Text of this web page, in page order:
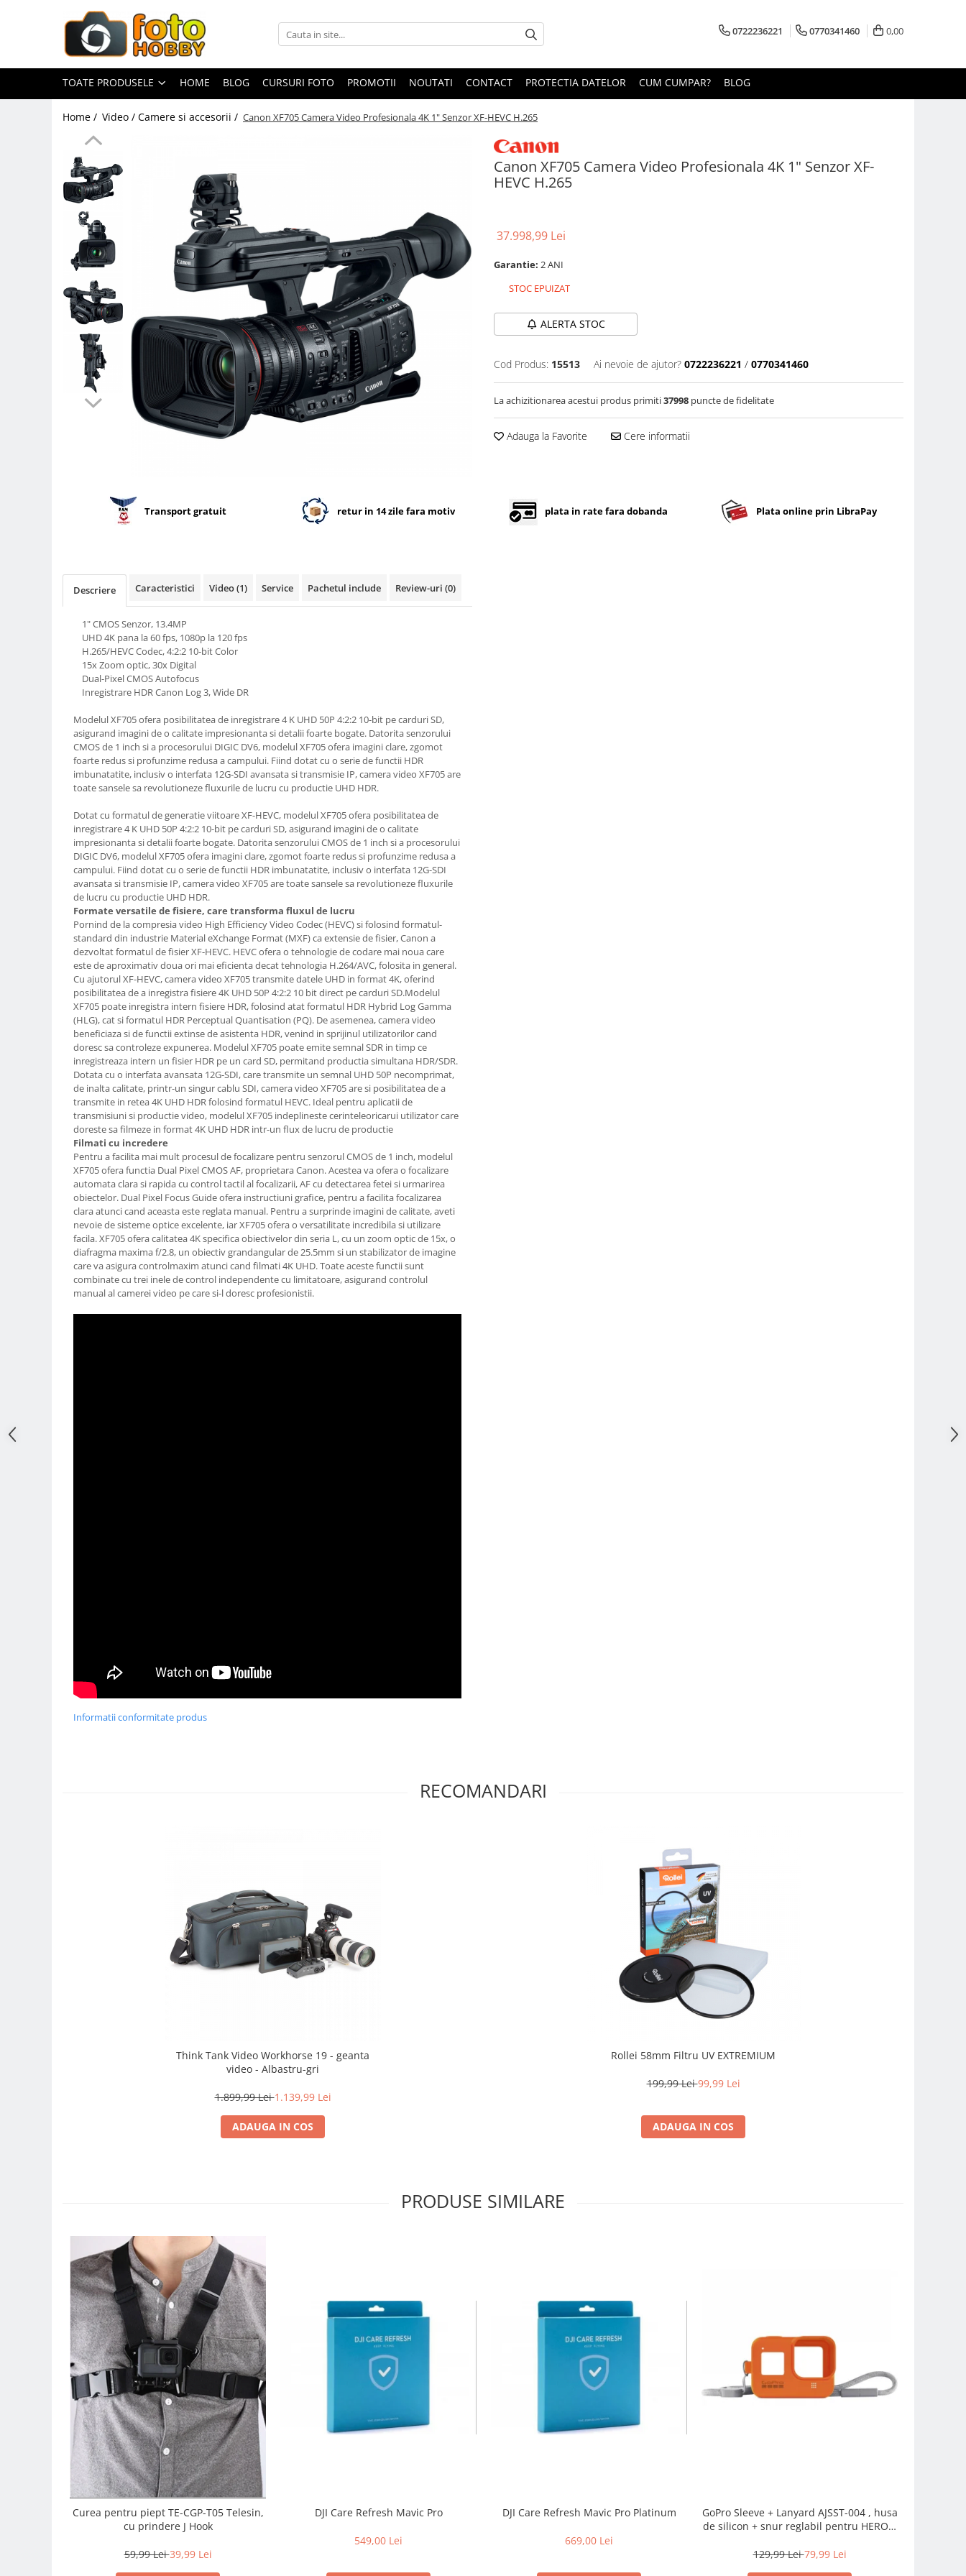
Toate Produsele
Aparate Foto
Aparate Foto Mirrorless
Aparate Foto DSLR
Aparate Foto Compacte
Aparate foto instant
Aparate foto pe film
Obiective foto si accesorii
Obiective Mirorless
Obiective DSLR
Huse si tocuri protectie obiective
Obiective Cinematice
Teleconvertoare
Adaptoare montura / baioneta
Capace obiectiv si camera
Curatare si intretinere
Blitz-uri TTL - Dedicate
Compatibil Sony
Blitz-uri circulare (Macro)
Adaptoare stativ port umbrela si
Comander TTL
Cabluri si Patine Sincron
Protectie patina apa, ploaie
Bounce-uri, Softbox-uri
Ring-Flash Adaptor
Bracket-uri si suporti
Huse protectie blitz extern
Huse protectie filtre gel
Accesorii Aparate Digitale
Carduri memorie, Cititoare
Carduri memorie
Cititoare carduri
Huse protectie card memorie
LCD protectie
Recordere audio digitale
Acumulatori si baterii
Acumulatori Foto
Acumulatori AA/AAA (R6/R3)) si
Incarcatoare acumulatori Foto-
Huse protectie acumulatori foto
Tablete grafice
Curatare Senzor
Only One Shoulder - SlingShot
Camere Video Compacte
Trepiede si monopiede
Trepiede foto
Trepiede video
Trepied / Monopied Carbon
Trepiede pentru compacte /
Monopiede foto/video
Cap trepied si monopied
Carucioare trepied (Dolly)
Placute cap trepied
Huse trepied / stativ lumini
Sina Focus pentru Macro
Accesorii trepiede si monopiede
0722236221 0770341460 0,00
TOATE PRODUSELE HOME BLOG CURSURI FOTO PROMOTII NOUTATI CONTACT PROTECTIA DATELOR CUM CUMPAR? BLOG
Home / Video / Camere si accesorii / Canon XF705 Camera Video Profesionala 4K 1" Senzor XF-HEVC H.265
Canon XF705 Camera Video Profesionala 4K 1" Senzor XF-
HEVC H.265
37.998,99 Lei
Garantie: 2 ANI
STOC EPUIZAT
ALERTA STOC
Cod Produs: 15513 Ai nevoie de ajutor? 0722236221 / 0770341460
La achizitionarea acestui produs primiti37998 puncte de fidelitate
Adauga la Favorite Cere informatii
Transport gratuit retur in 14 zile fara motiv plata in rate fara dobanda Plata online prin LibraPay
Descriere Caracteristici Video(1) Service Pachetul include Review-uri (0)
1" CMOS Senzor, 13.4MP
UHD 4K pana la 60 fps, 1080p la 120 fps
H.265/HEVC Codec, 4:2:2 10-bit Color
15x Zoom optic, 30x Digital
Dual-Pixel CMOS Autofocus
Inregistrare HDR Canon Log 3, Wide DR
Modelul XF705 ofera posibilitatea de inregistrare 4 K UHD 50P 4:2:2 10-bit pe carduri SD,
asigurand imagini de o calitate impresionanta si detalii foarte bogate. Datorita senzorului
CMOS de 1 inch si a procesorului DIGIC DV6, modelul XF705 ofera imagini clare, zgomot
foarte redus si profunzime redusa a campului. Fiind dotat cu o serie de functii HDR
imbunatatite, inclusiv o interfata 12G-SDI avansata si transmisie IP, camera video XF705 are
toate sansele sa revolutioneze fluxurile de lucru cu productie UHD HDR.
Dotat cu formatul de generatie viitoare XF-HEVC, modelul XF705 ofera posibilitatea de
inregistrare 4 K UHD 50P 4:2:2 10-bit pe carduri SD, asigurand imagini de o calitate
impresionanta si detalii foarte bogate. Datorita senzorului CMOS de 1 inch si a procesorului
DIGIC DV6, modelul XF705 ofera imagini clare, zgomot foarte redus si profunzime redusa a
campului. Fiind dotat cu o serie de functii HDR imbunatatite, inclusiv o interfata 12G-SDI
avansata si transmisie IP, camera video XF705 are toate sansele sa revolutioneze fluxurile
de lucru cu productie UHD HDR.
Formate versatile de fisiere, care transforma fluxul de lucru
Pornind de la compresia video High Efficiency Video Codec (HEVC) si folosind formatul-
standard din industrie Material eXchange Format (MXF) ca extensie de fisier, Canon a
dezvoltat formatul de fisier XF-HEVC. HEVC ofera o tehnologie de codare mai noua care
este de aproximativ doua ori mai eficienta decat tehnologia H.264/AVC, folosita in general.
Cu ajutorul XF-HEVC, camera video XF705 transmite datele UHD in format 4K, oferind
posibilitatea de a inregistra fisiere 4K UHD 50P 4:2:2 10 bit direct pe carduri SD.Modelul
XF705 poate inregistra intern fisiere HDR, folosind atat formatul HDR Hybrid Log Gamma
(HLG), cat si formatul HDR Perceptual Quantisation (PQ). De asemenea, camera video
beneficiaza si de functii extinse de asistenta HDR, venind in sprijinul utilizatorilor cand
doresc sa controleze expunerea. Modelul XF705 poate emite semnal SDR in timp ce
inregistreaza intern un fisier HDR pe un card SD, permitand productia simultana HDR/SDR.
Dotata cu o interfata avansata 12G-SDI, care transmite un semnal UHD 50P necomprimat,
de inalta calitate, printr-un singur cablu SDI, camera video XF705 are si posibilitatea de a
transmite in retea 4K UHD HDR folosind formatul HEVC. Ideal pentru aplicatii de
transmisiuni si productie video, modelul XF705 indeplineste cerinteleoricarui utilizator care
doreste sa filmeze in format 4K UHD HDR intr-un flux de lucru de productie
Filmati cu incredere
Pentru a facilita mai mult procesul de focalizare pentru senzorul CMOS de 1 inch, modelul
XF705 ofera functia Dual Pixel CMOS AF, proprietara Canon. Acestea va ofera o focalizare
automata clara si rapida cu control tactil al focalizarii, AF cu detectarea fetei si urmarirea
obiectelor. Dual Pixel Focus Guide ofera instructiuni grafice, pentru a facilita focalizarea
clara atunci cand aceasta este reglata manual. Pentru a surprinde imagini de calitate, aveti
nevoie de sisteme optice excelente, iar XF705 ofera o versatilitate incredibila si utilizare
facila. XF705 ofera calitatea 4K specifica obiectivelor din seria L, cu un zoom optic de 15x, o
diafragma maxima f/2.8, un obiectiv grandangular de 25.5mm si un stabilizator de imagine
care va asigura controlmaxim atunci cand filmati 4K UHD. Toate aceste functii sunt
combinate cu trei inele de control independente cu limitatoare, asigurand controlul
manual al camerei video pe care si-l doresc profesionistii.
Informatii conformitate produs
RECOMANDARI
Think Tank Video Workhorse 19 - geanta
video - Albastru-gri
1.899,99 Lei1.139,99 Lei
ADAUGA IN COS
Rollei 58mm Filtru UV EXTREMIUM
199,99 Lei99,99 Lei
ADAUGA IN COS
PRODUSE SIMILARE
Curea pentru piept TE-CGP-T05 Telesin,
cu prindere J Hook
59,99 Lei39,99 Lei
DJI Care Refresh Mavic Pro
549,00 Lei
DJI Care Refresh Mavic Pro Platinum
669,00 Lei
GoPro Sleeve + Lanyard AJSST-004 , husa
de silicon + snur reglabil pentru HERO 8
129,99 Lei79,99 Lei